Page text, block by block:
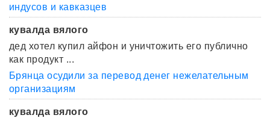
индусов и кавказцев
кувалда вялого
дед хотел купил айфон и уничтожить его публично
как продукт ...
Брянца осудили за перевод денег нежелательным
организациям
кувалда вялого